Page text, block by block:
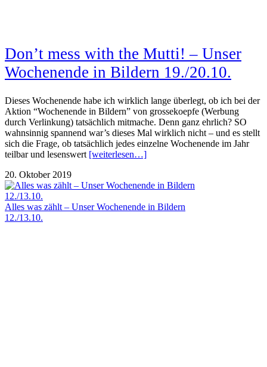
Don’t mess with the Mutti! – Unser
Wochenende in Bildern 19./20.10.
Dieses Wochenende habe ich wirklich lange überlegt, ob ich bei der
Aktion “Wochenende in Bildern” von grossekoepfe (Werbung
durch Verlinkung) tatsächlich mitmache. Denn ganz ehrlich? SO
wahnsinnig spannend war’s dieses Mal wirklich nicht – und es stellt
sich die Frage, ob tatsächlich jedes einzelne Wochenende im Jahr
teilbar und lesenswert [weiterlesen…]
20. Oktober 2019
Alles was zählt – Unser Wochenende in Bildern
12./13.10.